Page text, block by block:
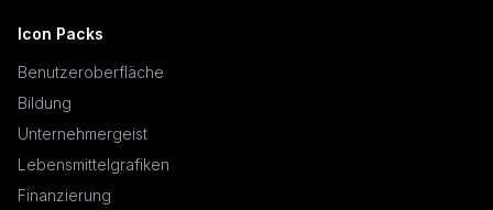
Icon Packs
Benutzeroberfläche
Bildung
Unternehmergeist
Lebensmittelgrafiken
Finanzierung